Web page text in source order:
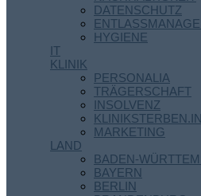
DATENSCHUTZ
HYGIENE
IT
KLINIK
PERSONALIA
TRÄGERSCHAFT
INSOLVENZ
MARKETING
LAND
BADEN-
BAYERN
BERLIN